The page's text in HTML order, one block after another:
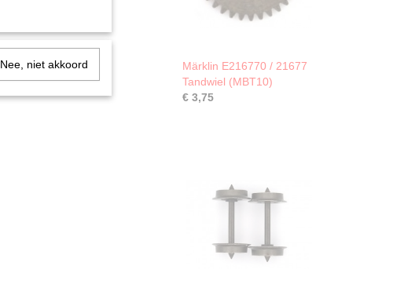
Märklin E216770 / 21677
Tandwiel (MBT10)
€ 3,75
Nee, niet akkoord